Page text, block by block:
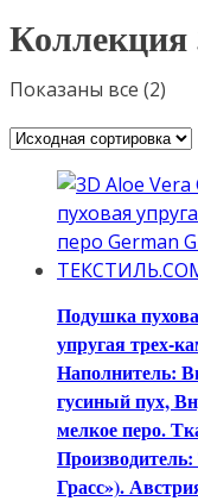
Коллекция
Показаны все (2)
Подушка
упругая трех-
Наполнитель:
гусиный пух,
мелкое перо.
Грасс»).